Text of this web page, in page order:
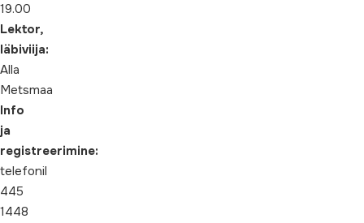
19.00
Lektor,
läbiviija:
Alla
Metsmaa
Info
ja
registreerimine:
telefonil
445
1448